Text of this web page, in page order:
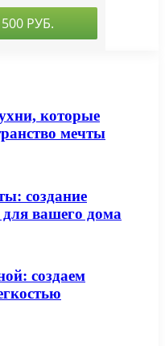
которые
мечты
создание
для вашего дома
создаем